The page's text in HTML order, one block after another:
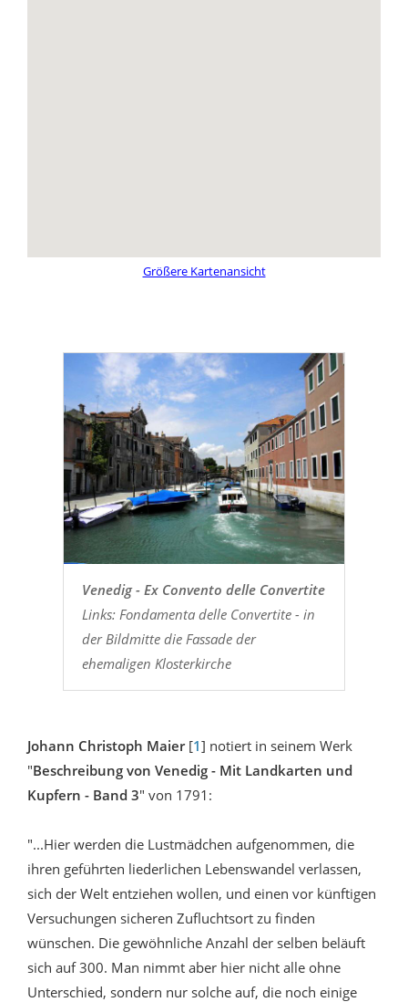
Größere Kartenansicht
Venedig - Ex Convento delle Convertite
Links: Fondamenta delle Convertite - in
der Bildmitte die Fassade der
ehemaligen Klosterkirche
Johann Christoph Maier[1] notiert in seinem Werk
"Beschreibung von Venedig - Mit Landkarten und
Kupfern - Band 3" von 1791:
"...Hier werden die Lustmädchen aufgenommen, die
ihren geführten liederlichen Lebenswandel verlassen,
sich der Welt entziehen wollen, und einen vor künftigen
Versuchungen sicheren Zufluchtsort zu finden
wünschen. Die gewöhnliche Anzahl der selben beläuft
sich auf 300. Man nimmt aber hier nicht alle ohne
Unterschied, sondern nur solche auf, die noch einige